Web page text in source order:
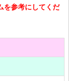
を参考にしてくだ